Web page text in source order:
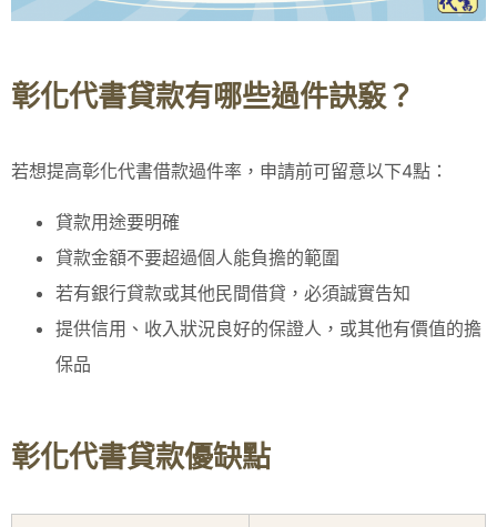
彰化代書貸款有哪些過件訣竅？
若想提高彰化代書借款過件率，申請前可留意以下4點：
貸款用途要明確
貸款金額不要超過個人能負擔的範圍
若有銀行貸款或其他民間借貸，必須誠實告知
提供信用、收入狀況良好的保證人，或其他有價值的擔
保品
彰化代書貸款優缺點